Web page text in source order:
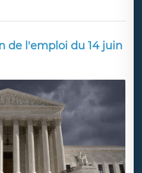
de l'emploi du 14 juin